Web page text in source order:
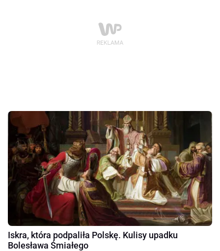
Iskra, która podpaliła Polskę. Kulisy upadku
Bolesława Śmiałego